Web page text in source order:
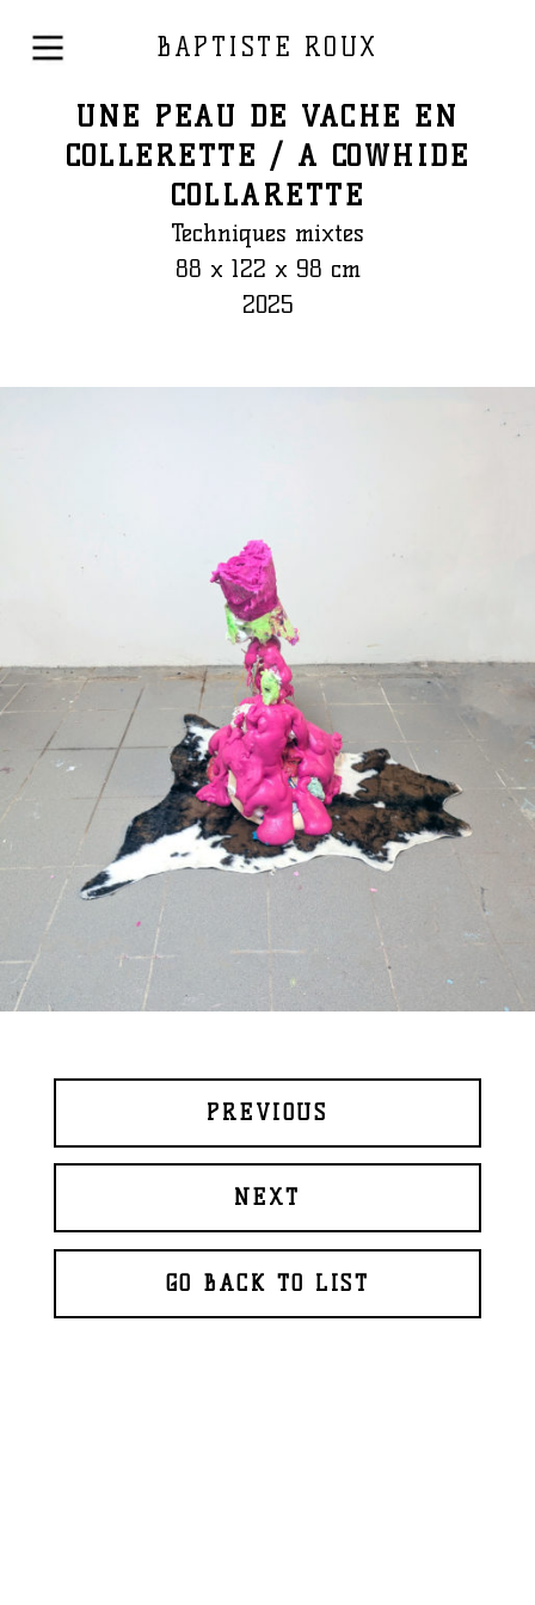
BAPTISTE ROUX
UNE PEAU DE VACHE EN
COLLERETTE / A COWHIDE
COLLARETTE
Techniques mixtes
88 x 122 x 98 cm
2025
PREVIOUS
NEXT
GO BACK TO LIST